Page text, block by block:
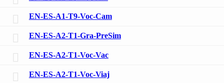
EN-ES-A1-T9-Voc-Cam
EN-ES-A2-T1-Gra-PreSim
EN-ES-A2-T1-Voc-Vac
EN-ES-A2-T1-Voc-Viaj